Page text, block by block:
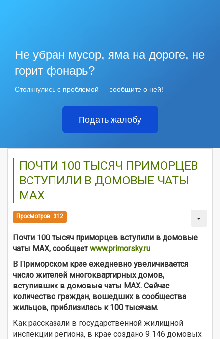
Не убран мусор, яма на дороге, не
горит фонарь?
Столкнулись с проблемой — сообщите о ней!
Подать жалобу
ПОЧТИ 100 ТЫСЯЧ ПРИМОРЦЕВ
ВСТУПИЛИ В ДОМОВЫЕ ЧАТЫ
МАХ
Просмотров: 312
Почти 100 тысяч приморцев вступили в домовые
чаты МАХ, сообщаетwww.primorsky.ru
В Приморском крае ежедневно увеличивается
число жителей многоквартирных домов,
вступивших в домовые чаты МАХ. Сейчас
количество граждан, вошедших в сообщества
жильцов, приблизилась к 100 тысячам.
Как рассказали в государственной жилищной
инспекции региона, в крае создано 9 146 домовых